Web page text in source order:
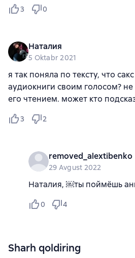
3 0
Наталия
5 Oktabr 2021
я так поняла по тексту, что
аудиокниги своим голосом?
его чтением. может кто
3 2
removed_alextibenko
29 Avgust 2022
Наталия, ￼ты поймёшь
0 4
Sharh qoldiring